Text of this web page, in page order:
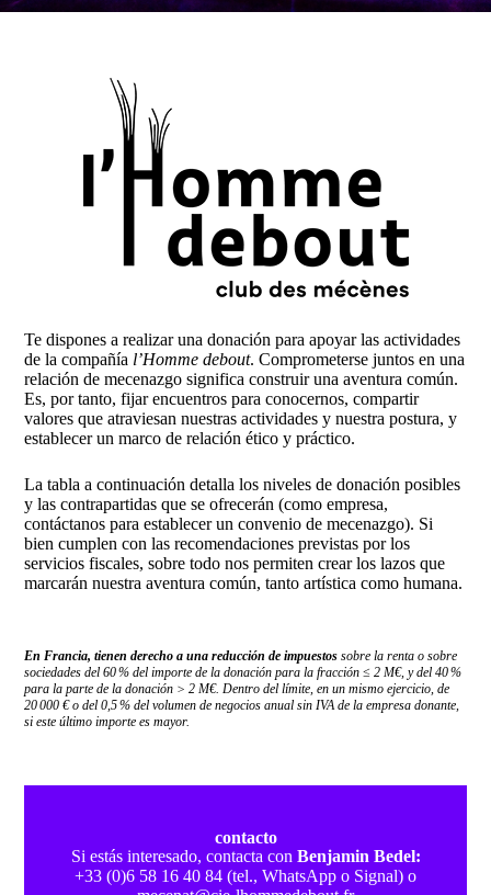
Te dispones a realizar una donación para apoyar las actividades
de la compañía l’Homme debout. Comprometerse juntos en una
relación de mecenazgo significa construir una aventura común.
Es, por tanto, fijar encuentros para conocernos, compartir
valores que atraviesan nuestras actividades y nuestra postura, y
establecer un marco de relación ético y práctico.
La tabla a continuación detalla los niveles de donación posibles
y las contrapartidas que se ofrecerán (como empresa,
contáctanos para establecer un convenio de mecenazgo). Si
bien cumplen con las recomendaciones previstas por los
servicios fiscales, sobre todo nos permiten crear los lazos que
marcarán nuestra aventura común, tanto artística como humana.
En Francia, tienen derecho a una reducción de impuestos sobre la renta o sobre
sociedades del 60 % del importe de la donación para la fracción ≤ 2 M€, y del 40 %
para la parte de la donación > 2 M€. Dentro del límite, en un mismo ejercicio, de
20 000 € o del 0,5 % del volumen de negocios anual sin IVA de la empresa donante,
si este último importe es mayor.
contacto
Si estás interesado, contacta con Benjamin Bedel:
+33 (0)6 58 16 40 84 (tel., WhatsApp o Signal) o